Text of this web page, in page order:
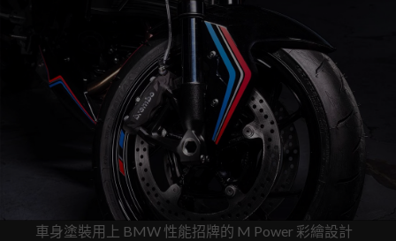
車身塗裝用上 BMW 性能招牌的 M Power 彩繪設計